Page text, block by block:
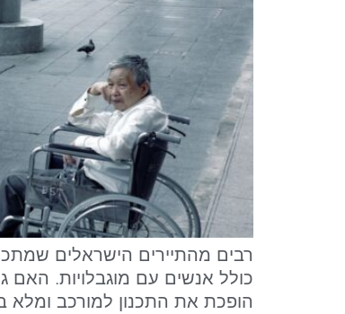
רבים מהתיירים הישראלים
כולל אנשים עם מוגבלויות. האם
הופכת את התכנון למורכב ומלא